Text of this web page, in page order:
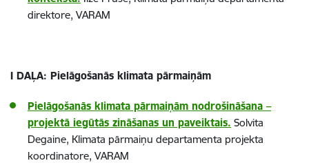
direktore, VARAM
I DAĻA: Pielāgošanās klimata pārmaiņām
Pielāgošanās klimata pārmaiņām nodrošināšana –
projektā iegūtās zināšanas un paveiktais. Solvita
Degaine, Klimata pārmaiņu departamenta projekta
koordinatore, VARAM